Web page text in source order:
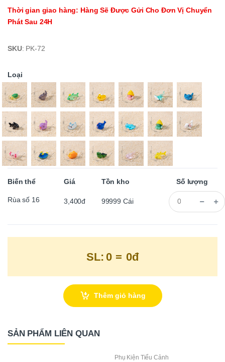
Thời gian giao hàng: Hàng Sẽ Được Gửi Cho Đơn Vị Chuyển
Phát Sau 24H
SKU: PK-72
Loại
Biến thể Giá Tồn kho Số lượng
Rùa số 16 3,400đ 99999 Cái
SL: 0 = 0đ
Thêm giỏ hàng
SẢN PHẨM LIÊN QUAN
Phụ Kiện Tiểu Cảnh